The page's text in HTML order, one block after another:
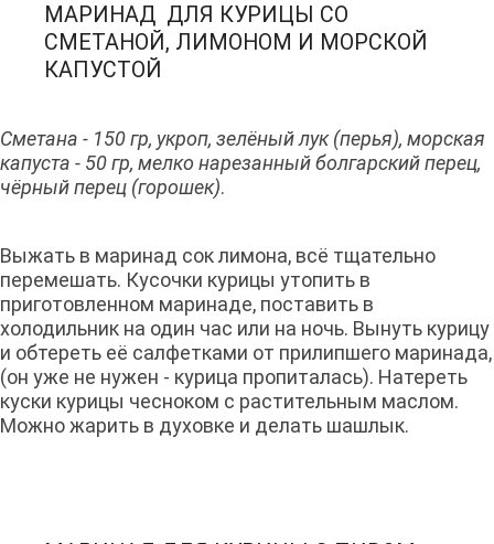
МАРИНАД ДЛЯ КУРИЦЫ СО
СМЕТАНОЙ, ЛИМОНОМ И МОРСКОЙ
КАПУСТОЙ
Сметана - 150 гр, укроп, зелёный лук (перья), морская
капуста - 50 гр, мелко нарезанный болгарский перец,
чёрный перец (горошек).
Выжать в маринад сок лимона, всё тщательно
перемешать. Кусочки курицы утопить в
приготовленном маринаде, поставить в
холодильник на один час или на ночь. Вынуть курицу
и обтереть её салфетками от прилипшего маринада,
(он уже не нужен - курица пропиталась). Натереть
куски курицы чесноком с растительным маслом.
Можно жарить в духовке и делать шашлык.